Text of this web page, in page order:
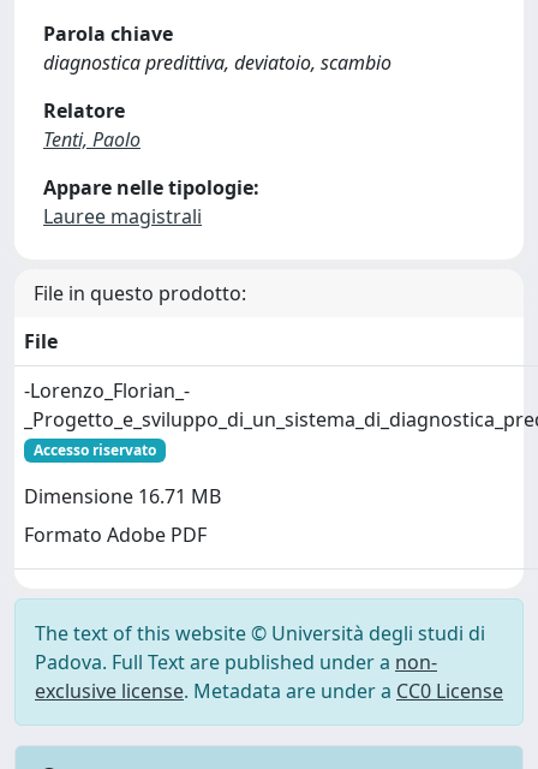
Parola chiave
diagnostica predittiva, deviatoio, scambio
Relatore
Tenti, Paolo
Appare nelle tipologie:
Lauree magistrali
File in questo prodotto:
File
-Lorenzo_Florian_-
Accesso riservato
Dimensione 16.71 MB
Formato Adobe PDF
The text of this website © Università degli studi di
Padova. Full Text are published under a non-
exclusive license. Metadata are under a CC0 License